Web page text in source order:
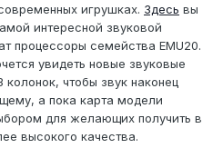
игрушках. Здесь вы
интересной звуковой
процессоры семейства EMU20.
увидеть новые звуковые
чтобы звук наконец
а пока карта модели
для желающих получить в
высокого качества.